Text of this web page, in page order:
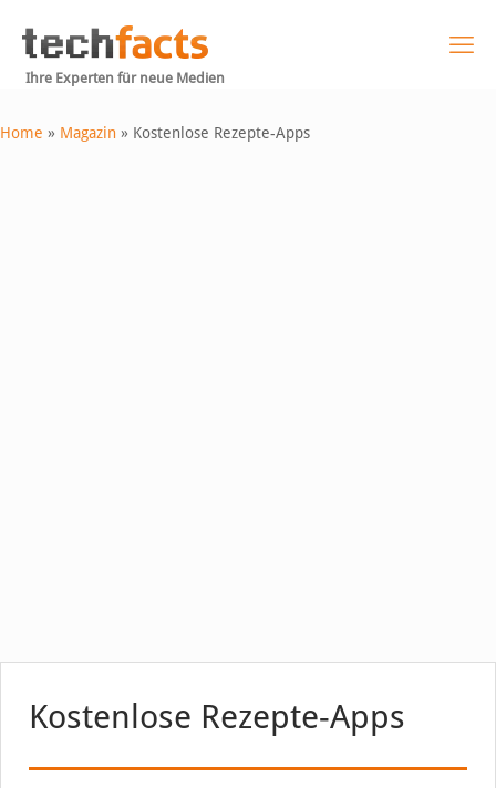
Ihre Experten für neue Medien
Home » Magazin » Kostenlose Rezepte-Apps
Kostenlose Rezepte-Apps